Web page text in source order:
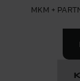
MKM +